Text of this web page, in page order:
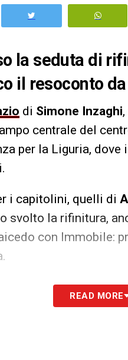
la seduta di
il resoconto
di Simone Inzaghi
centrale del
per la Liguria,
i capitolini, quelli di
svolto la rifinitura,
con Immobile:
TOP NEWSREAD MORE